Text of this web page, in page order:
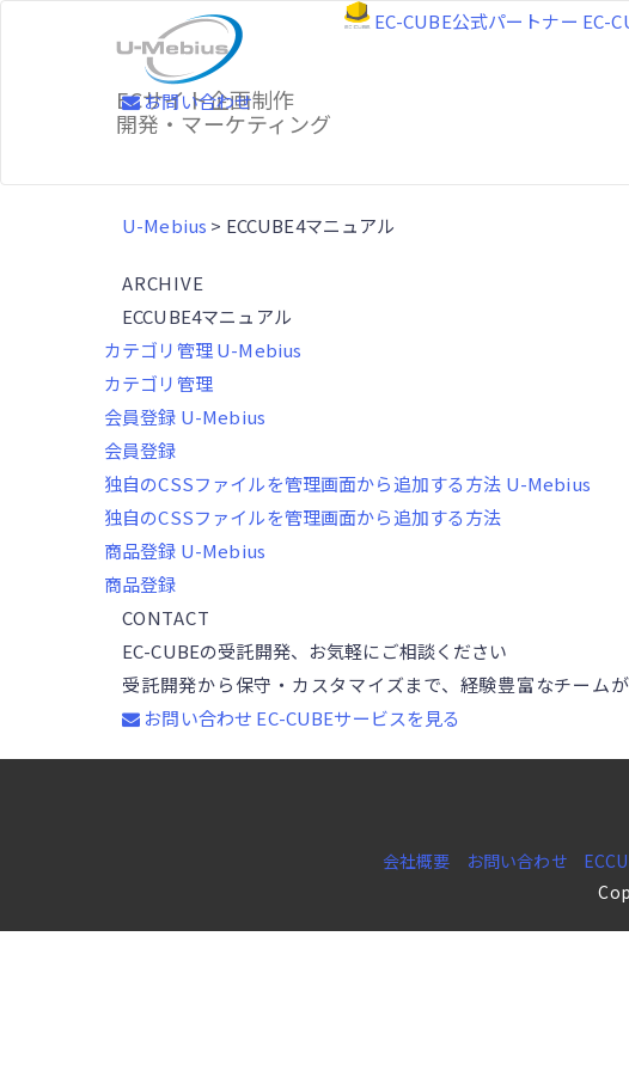
ECサイト企画制作
開発・マーケティング
お問い合わせ
EC-CUBE公式パートナー EC-
U-Mebius > ECCUBE4マニュアル
ARCHIVE
ECCUBE4マニュアル
カテゴリ管理U-Mebius
カテゴリ管理
会員登録 U-Mebius
会員登録
独自のCSSファイルを管理画面から追加する方法 U-Mebius
独自のCSSファイルを管理画面から追加する方法
商品登録 U-Mebius
商品登録
CONTACT
EC-CUBEの受託開発、お気軽にご相談ください
受託開発から保守・カスタマイズまで、経験豊富なチームが
お問い合わせ EC-CUBEサービスを見る
会社概要
お問い合わせ